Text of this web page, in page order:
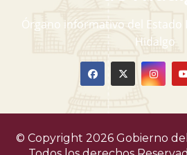
Órgano informativo del Estado
Hidalgo
© Copyright 2026 Gobierno